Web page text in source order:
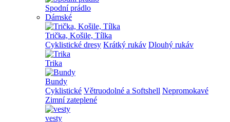
Spodní prádlo
Dámské
Trička, Košile, Tílka
Cyklistické dresy Krátký rukáv Dlouhý rukáv
Trika
Bundy
Cyklistické Větruodolné a Softshell Nepromokavé
Zimní zateplené
vesty